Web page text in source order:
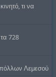
τι να
728
Λεμεσού